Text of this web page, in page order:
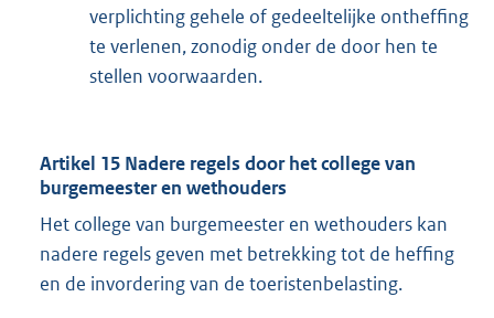
verplichting gehele of gedeeltelijke ontheffing
te verlenen, zonodig onder de door hen te
stellen voorwaarden.
Artikel 15 Nadere regels door het college van
burgemeester en wethouders
Het college van burgemeester en wethouders kan
nadere regels geven met betrekking tot de heffing
en de invordering van de toeristenbelasting.